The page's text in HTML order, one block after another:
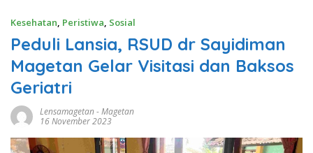
Kesehatan, Peristiwa, Sosial
Peduli Lansia, RSUD dr Sayidiman
Magetan Gelar Visitasi dan Baksos
Geriatri
Lensamagetan-Magetan
16 November 2023